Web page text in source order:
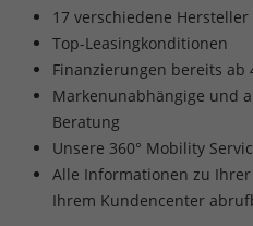
17 verschiedene
Top-Leasingkonditionen
Finanzierungen bereits ab
Markenunabhängige und
Beratung
Unsere 360° Mobility
Alle Informationen zu
Ihrem Kundencenter